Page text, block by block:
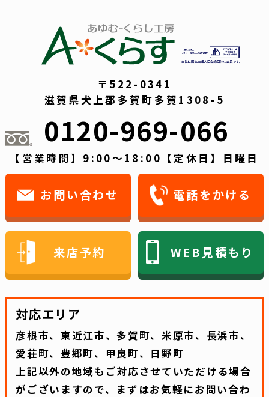
〒522-0341
滋賀県犬上郡多賀町多賀1308-5
0120-969-066
【営業時間】9:00～18:00【定休日】日曜日
お問い合わせ 電話をかける
来店予約 WEB見積もり
対応エリア
彦根市、東近江市、多賀町、米原市、長浜市、
愛荘町、豊郷町、甲良町、日野町
上記以外の地域もご対応させていただける場合
がございますので、まずはお気軽にお問い合わ